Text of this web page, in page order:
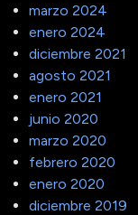
marzo 2024
enero 2024
diciembre 2021
agosto 2021
enero 2021
junio 2020
marzo 2020
febrero 2020
enero 2020
diciembre 2019